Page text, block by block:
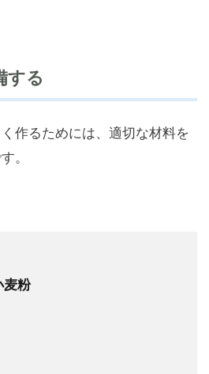
する
作るためには、適切な材料を
。
麦粉